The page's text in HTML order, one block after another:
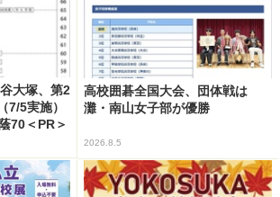
大塚、第2
7/5実施）
70＜PR＞
高校囲碁全国大会、団体戦は
灘・南山女子部が優勝
2026.8.5